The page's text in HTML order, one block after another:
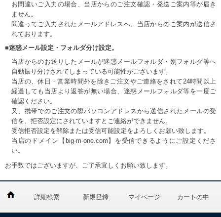
お間違いご入力の場合、当店からのご注文確認・発送ご案内等が届き
ません。
間違ってご入力されたメールアドレスへ、当店からのご案内が送信さ
れております。
■迷惑メール設定・フォルダ分け設定。
当店からのお送りしたメールが迷惑メールフォルダ・別フォルダ等へ
自動振り分けされてしまっている可能性がございます。
当店の、休日・営業時間外を除きご注文やご連絡をされて24時間以上
経過しても当店より返答が無い場合、迷惑メールフォルダ等を一度ご
確認ください。
又、携帯でのご注文の際パソコンアドレスから送信されたメールの受
信を、拒否設定にされていますとご連絡ができません。
受信拒否設定を解除または受信可能設定をよろしくお願い致します。
当店のドメイン【big-m-one.com】を受信できるようにご設定くださ
い。
お手数ではございますが、ご了承宜しくお願い致します。
詳細検索 新規登録 マイページ カートの中